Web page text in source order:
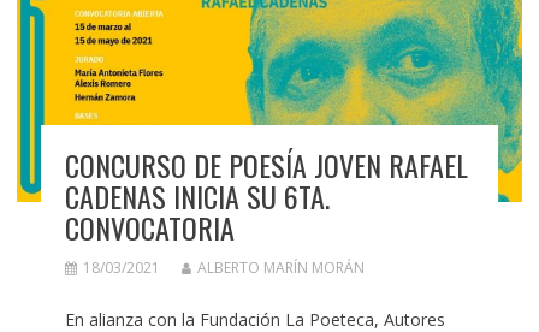
CONCURSO DE POESÍA JOVEN RAFAEL
CADENAS INICIA SU 6TA.
CONVOCATORIA
18/03/2021 ALBERTO MARÍN MORÁN
En alianza con la Fundación La Poeteca, Autores